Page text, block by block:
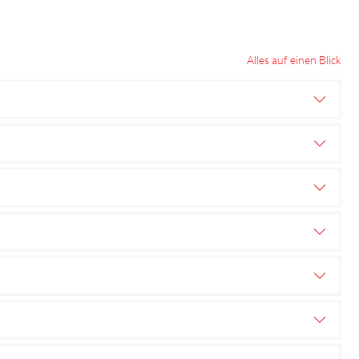
Alles auf einen Blick